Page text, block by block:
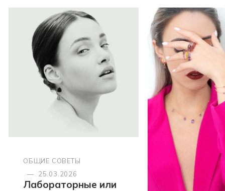
ОБЩИЕ СОВЕТЫ
—
25.03.2026
Лабораторные или